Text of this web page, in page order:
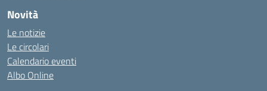
Novità
Le notizie
Le circolari
Calendario eventi
Albo Online